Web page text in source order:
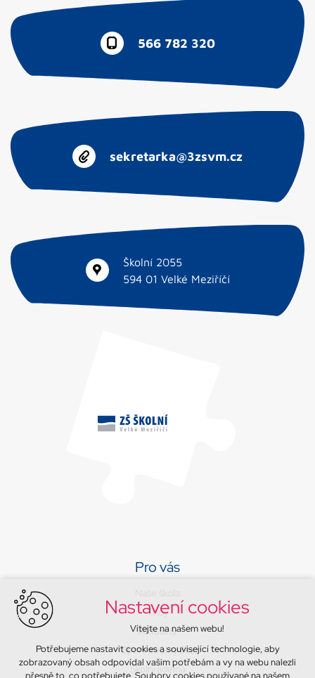
566 782 320
sekretarka@3zsvm.cz
Školní 2055
594 01 Velké Meziříčí
Pro vás
Třídy
Aktuality
Sport a volný čas
Školní jídelna
Nastavení cookies
Vítejte na našem webu!
Potřebujeme nastavit cookies a související technologie, aby
zobrazovaný obsah odpovídal vašim potřebám a vy na webu nalezli
přesně to, co potřebujete. Soubory cookies používané na našem